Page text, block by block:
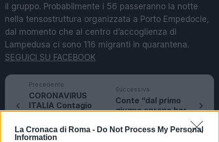
La Cronaca di Roma - Do Not Process My Personal
Information
il gruppo. Probabilmente i 56 passeranno la notte
nella tensostruttura organizzata a Porto Empedocle,
dal momento che al centro d’accoglienza di
Lampedusa ci sono 116 migranti in quarantena.
SEGUICI SU FACEBOOK
Precedente
CORONAVIRUS
ITALIA Contagio
frena, calano
ancora i ricoveri
Successiva
Conte “dal primo
giugno aprono bar